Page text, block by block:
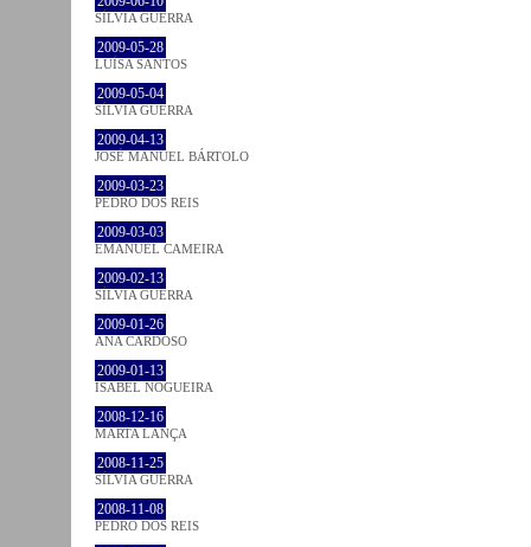
SÍLVIA GUERRA
2009-05-28
LUÍSA SANTOS
2009-05-04
SÍLVIA GUERRA
2009-04-13
JOSÉ MANUEL BÁRTOLO
2009-03-23
PEDRO DOS REIS
2009-03-03
EMANUEL CAMEIRA
2009-02-13
SÍLVIA GUERRA
2009-01-26
ANA CARDOSO
2009-01-13
ISABEL NOGUEIRA
2008-12-16
MARTA LANÇA
2008-11-25
SÍLVIA GUERRA
2008-11-08
PEDRO DOS REIS